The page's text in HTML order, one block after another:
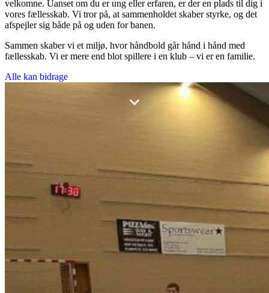
velkomne. Uanset om du er ung eller erfaren, er der en plads til dig i
vores fællesskab. Vi tror på, at sammenholdet skaber styrke, og det
afspejler sig både på og uden for banen.
Sammen skaber vi et miljø, hvor håndbold går hånd i hånd med
fællesskab. Vi er mere end blot spillere i en klub – vi er en familie.
Alle kan bidrage